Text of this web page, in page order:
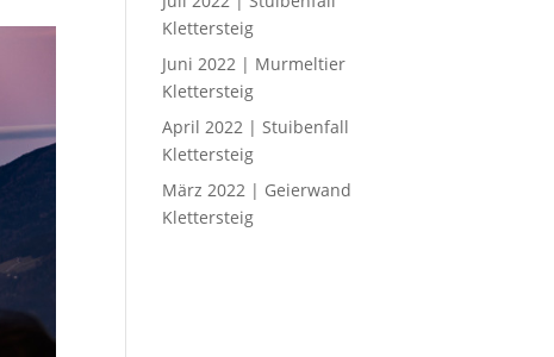
Klettersteig
Juni 2022 | Murmeltier
Klettersteig
April 2022 | Stuibenfall
Klettersteig
März 2022 | Geierwand
Klettersteig